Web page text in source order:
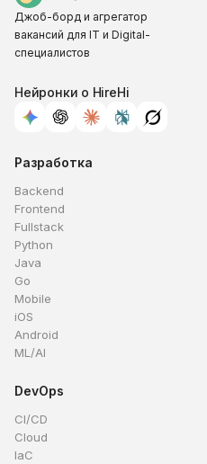
Джоб-борд и агрегатор
вакансий для IT и Digital-
специалистов
Нейронки о HireHi
Разработка
Backend
Frontend
Fullstack
Python
Java
Go
Mobile
iOS
Android
ML/AI
DevOps
CI/CD
Cloud
IaC